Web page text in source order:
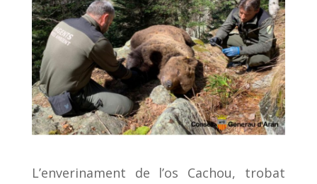
L’enverinament de l’os Cachou, trobat